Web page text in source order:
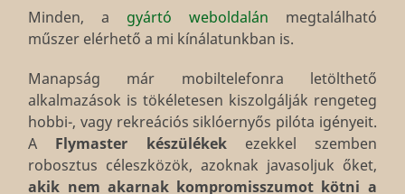
Minden, a gyártó weboldalán megtalálható
műszer elérhető a mi kínálatunkban is.
Manapság már mobiltelefonra letölthető
alkalmazások is tökéletesen kiszolgálják rengeteg
hobbi-, vagy rekreációs siklóernyős pilóta igényeit.
A Flymaster készülékekezekkel szemben
robosztus céleszközök, azoknak javasoljuk őket,
akik nem akarnak kompromisszumot kötni a